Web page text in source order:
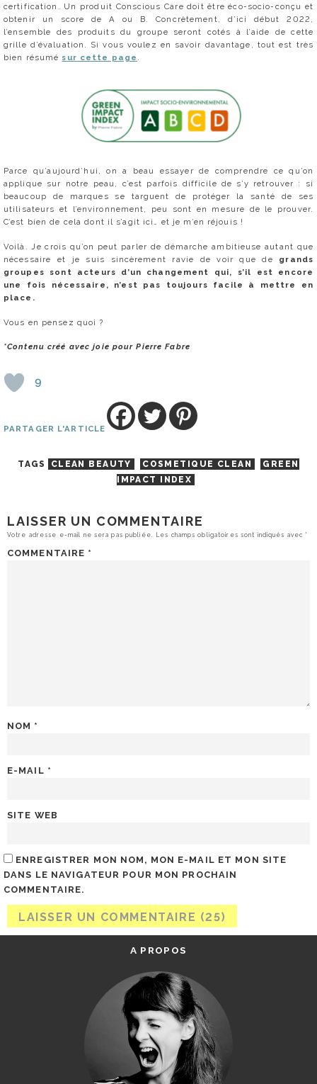
certification. Un produit Conscious Care doit être éco-socio-conçu et
obtenir un score de A ou B. Concrètement, d’ici début 2022,
l’ensemble des produits du groupe seront cotés à l’aide de cette
grille d’évaluation. Si vous voulez en savoir davantage, tout est très
bien résumé sur cette page .
Parce qu’aujourd’hui, on a beau essayer de comprendre ce qu’on
applique sur notre peau, c’est parfois difficile de s’y retrouver : si
beaucoup de marques se targuent de protéger la santé de ses
utilisateurs et l’environnement, peu sont en mesure de le prouver.
C’est bien de cela dont il s’agit ici… et je m’en réjouis !
Voilà. Je crois qu’on peut parler de démarche ambitieuse autant que
nécessaire et je suis sincèrement ravie de voir que de grands
groupes sont acteurs d’un changement qui, s’il est encore
une fois nécessaire, n’est pas toujours facile à mettre en
place.
Vous en pensez quoi ?
*Contenu créé avec joie pour Pierre Fabre
9
PARTAGER L'ARTICLE
TAGS CLEAN BEAUTY COSMETIQUE CLEAN
GREEN
IMPACT INDEX
LAISSER UN COMMENTAIRE
Votre adresse e-mail ne sera pas publiée. Les champs obligatoires sont indiqués avec*
COMMENTAIRE *
NOM *
E-MAIL *
SITE WEB
ENREGISTRER MON NOM, MON E-MAIL ET MON SITE
DANS LE NAVIGATEUR POUR MON PROCHAIN
COMMENTAIRE.
A PROPOS